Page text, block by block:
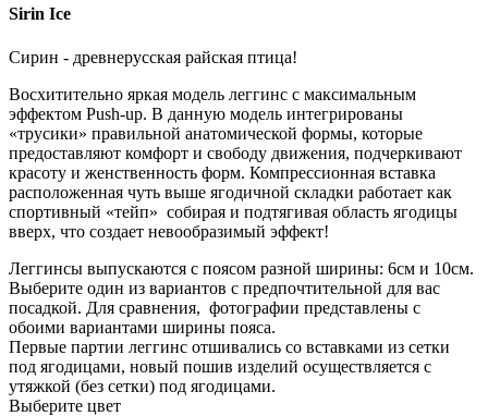
Sirin Ice
Сирин - древнерусская райская птица!
Восхитительно яркая модель леггинс с максимальным
эффектом Push-up. В данную модель интегрированы
«трусики» правильной анатомической формы, которые
предоставляют комфорт и свободу движения, подчеркивают
красоту и женственность форм. Компрессионная вставка
расположенная чуть выше ягодичной складки работает как
спортивный «тейп» собирая и подтягивая область ягодицы
вверх, что создает невообразимый эффект!
Леггинсы выпускаются с поясом разной ширины: 6см и 10см.
Выберите один из вариантов с предпочтительной для вас
посадкой. Для сравнения, фотографии представлены с
обоими вариантами ширины пояса.
Первые партии леггинс отшивались со вставками из сетки
под ягодицами, новый пошив изделий осуществляется с
утяжкой (без сетки) под ягодицами.
Выберите цвет